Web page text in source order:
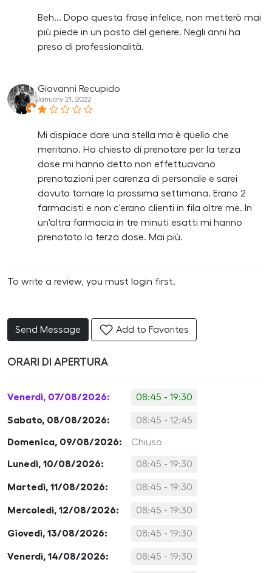
Beh... Dopo questa frase infelice, non metterò mai
più piede in un posto del genere. Negli anni ha
preso di professionalità.
Giovanni Recupido
January 21, 2022
Mi dispiace dare una stella ma è quello che
meritano. Ho chiesto di prenotare per la terza
dose mi hanno detto non effettuavano
prenotazioni per carenza di personale e sarei
dovuto tornare la prossima settimana. Erano 2
farmacisti e non c'erano clienti in fila oltre me. In
un'altra farmacia in tre minuti esatti mi hanno
prenotato la terza dose. Mai più.
To write a review, you must login first.
Send Message Add to Favorites
ORARI DI APERTURA
Venerdì, 07/08/2026: 08:45 - 19:30
Sabato, 08/08/2026: 08:45 - 12:45
Domenica, 09/08/2026: Chiuso
Lunedì, 10/08/2026: 08:45 - 19:30
Martedì, 11/08/2026: 08:45 - 19:30
Mercoledì, 12/08/2026: 08:45 - 19:30
Giovedì, 13/08/2026: 08:45 - 19:30
Venerdì, 14/08/2026: 08:45 - 19:30